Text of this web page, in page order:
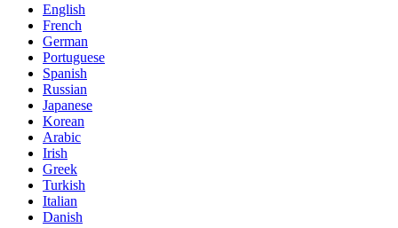
English
French
German
Portuguese
Spanish
Russian
Japanese
Korean
Arabic
Irish
Greek
Turkish
Italian
Danish